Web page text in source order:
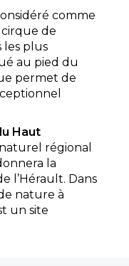
comme
cirque de
les plus
au pied du
permet de
Haut
régional
la
l’Hérault. Dans
nature à
un site
★ 4.2/5 (1264 avis)